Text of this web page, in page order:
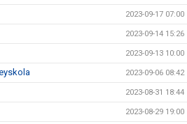
2023-09-17 07:00
2023-09-14 15:26
2023-09-13 10:00
2023-09-06 08:42
2023-08-31 18:44
2023-08-29 19:00